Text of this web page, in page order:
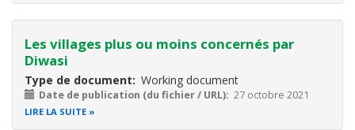
Les villages plus ou moins concernés par
Diwasi
Type de document Working document
Date de publication (du fichier / URL) 27 octobre 2021
LIRE LA SUITE